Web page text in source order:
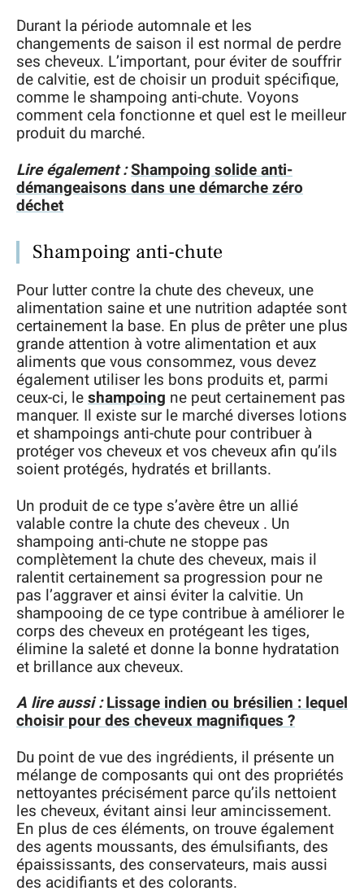
Durant la période automnale et les
changements de saison il est normal de perdre
ses cheveux. L’important, pour éviter de souffrir
de calvitie, est de choisir un produit spécifique,
comme le shampoing anti-chute. Voyons
comment cela fonctionne et quel est le meilleur
produit du marché.
Lire également :Shampoing solide anti-
démangeaisons dans une démarche zéro
déchet
Shampoing anti-chute
Pour lutter contre la chute des cheveux, une
alimentation saine et une nutrition adaptée sont
certainement la base. En plus de prêter une plus
grande attention à votre alimentation et aux
aliments que vous consommez, vous devez
également utiliser les bons produits et, parmi
ceux-ci, leshampoing ne peut certainement pas
manquer. Il existe sur le marché diverses lotions
et shampoings anti-chute pour contribuer à
protéger vos cheveux et vos cheveux afin qu’ils
soient protégés, hydratés et brillants.
Un produit de ce type s’avère être un allié
valable contre la chute des cheveux . Un
shampoing anti-chute ne stoppe pas
complètement la chute des cheveux, mais il
ralentit certainement sa progression pour ne
pas l’aggraver et ainsi éviter la calvitie. Un
shampooing de ce type contribue à améliorer le
corps des cheveux en protégeant les tiges,
élimine la saleté et donne la bonne hydratation
et brillance aux cheveux.
A lire aussi :Lissage indien ou brésilien : lequel
choisir pour des cheveux magnifiques ?
Du point de vue des ingrédients, il présente un
mélange de composants qui ont des propriétés
nettoyantes précisément parce qu’ils nettoient
les cheveux, évitant ainsi leur amincissement.
En plus de ces éléments, on trouve également
des agents moussants, des émulsifiants, des
épaississants, des conservateurs, mais aussi
des acidifiants et des colorants.